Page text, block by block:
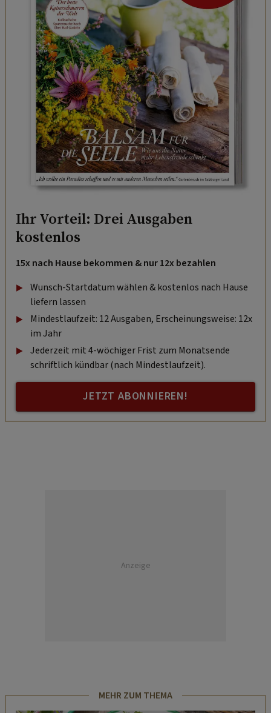
Ihr Vorteil: Drei Ausgaben
kostenlos
15x nach Hause bekommen & nur 12x bezahlen
Wunsch-Startdatum wählen & kostenlos nach Hause
liefern lassen
Mindestlaufzeit: 12 Ausgaben, Erscheinungsweise: 12x
im Jahr
Jederzeit mit 4-wöchiger Frist zum Monatsende
schriftlich kündbar (nach Mindestlaufzeit).
JETZT ABONNIEREN!
Anzeige
MEHR ZUM THEMA